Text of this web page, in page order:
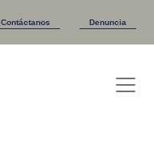
Contáctanos Denuncia